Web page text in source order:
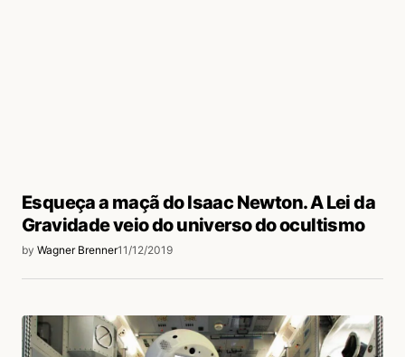
Esqueça a maçã do Isaac Newton. A Lei da
Gravidade veio do universo do ocultismo
by Wagner Brenner11/12/2019